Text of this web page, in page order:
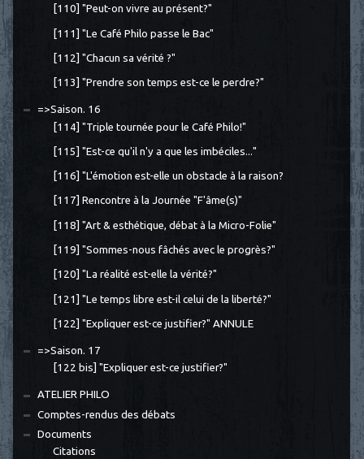
[110] "Peut-on vivre au présent?"
[111] "Le Café Philo passe le Bac"
[112] "Chacun sa vérité ?"
[113] "Prendre son temps est-ce le perdre?"
=>Saison. 16
[114] "Triple tournée pour le Café Philo!"
[115] "Est-ce qu'il n'y a que les imbéciles..."
[116] "L'émotion est-elle un obstacle à la raison?
[117] Rencontre à la Journée "F'âme(s)"
[118] "Art & esthétique, débat à la Micro-Folie"
[119] "Sommes-nous fâchés avec le progrès?"
[120] "La réalité est-elle la vérité?"
[121] "Le temps libre est-il celui de la liberté?"
[122] "Expliquer est-ce justifier?" ANNULE
=>Saison. 17
[122 bis] "Expliquer est-ce justifier?"
ATELIER PHILO
Comptes-rendus des débats
Documents
Citations